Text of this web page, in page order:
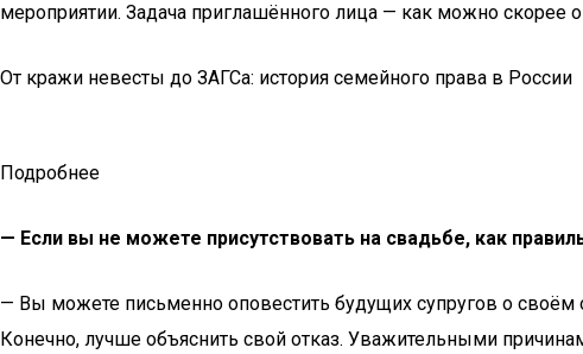
мероприятии. Задача приглашённого лица — как можно скорее
От кражи невесты до ЗАГСа: история семейного права в Роcсии
Подробнее
— Если вы не можете присутствовать на свадьбе, как
— Вы можете письменно оповестить будущих супругов о своём
Конечно, лучше объяснить свой отказ. Уважительными